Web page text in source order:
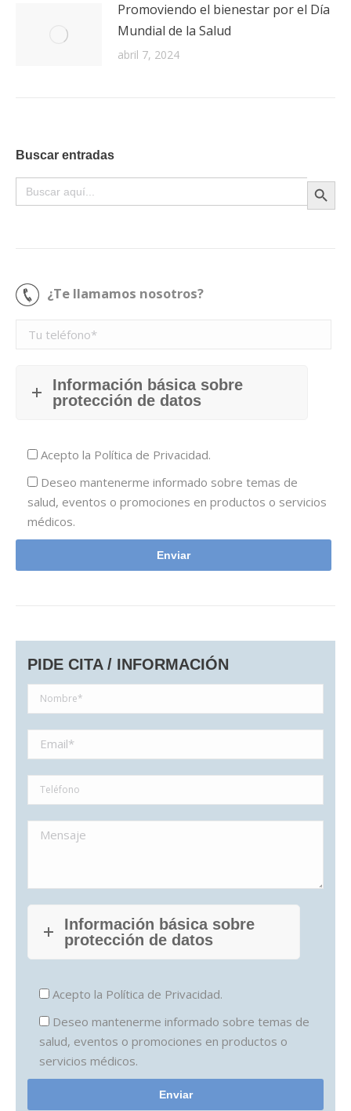
Promoviendo el bienestar por el Día
Mundial de la Salud
abril 7, 2024
Buscar entradas
Buscar: Botón de
¿Te llamamos nosotros?
Información básica sobre
protección de datos
Acepto la Política de Privacidad.
Deseo mantenerme informado sobre temas de
salud, eventos o promociones en productos o servicios
médicos.
PIDE CITA / INFORMACIÓN
Información básica sobre
protección de datos
Acepto la Política de Privacidad.
Deseo mantenerme informado sobre temas de
salud, eventos o promociones en productos o
servicios médicos.